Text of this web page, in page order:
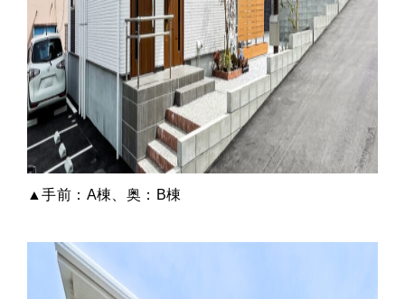
▲手前：A棟、奥：B棟